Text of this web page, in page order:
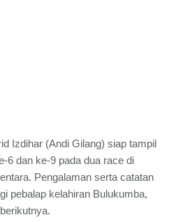
Izdihar (Andi Gilang) siap tampil
6 dan ke-9 pada dua race di
Pengalaman serta catatan
pebalap kelahiran Bulukumba,